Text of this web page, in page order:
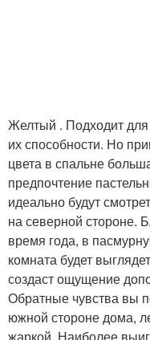
Желтый . Подходит для
их способности. Но
цвета в спальне
предпочтение
идеально будут
на северной стороне.
время года, в
комната будет
создаст ощущение
Обратные чувства вы
южной стороне дома,